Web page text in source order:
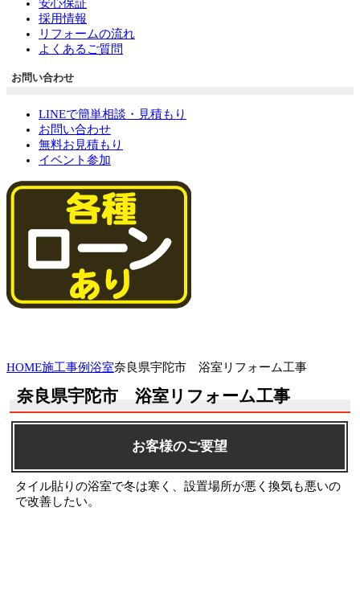
安心保証
採用情報
リフォームの流れ
よくあるご質問
お問い合わせ
LINEで簡単相談・見積もり
お問い合わせ
無料お見積もり
イベント参加
HOME施工事例浴室奈良県宇陀市 浴室リフォーム工事
奈良県宇陀市 浴室リフォーム工事
お客様のご要望
タイル貼りの浴室で冬は寒く、設置場所が悪く換気も悪いの
で改善したい。